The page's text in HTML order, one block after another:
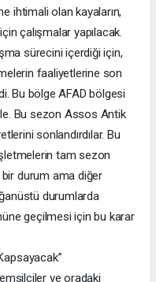
ihtimali olan kayaların,
çalışmalar yapılacak.
sürecini içerdiği için,
faaliyetlerine son
Bu bölge AFAD bölgesi
Bu sezon Assos Antik
sonlandırdılar. Bu
tam sezon
durum ama diğer
durumlarda
geçilmesi için bu karar
ve oradaki